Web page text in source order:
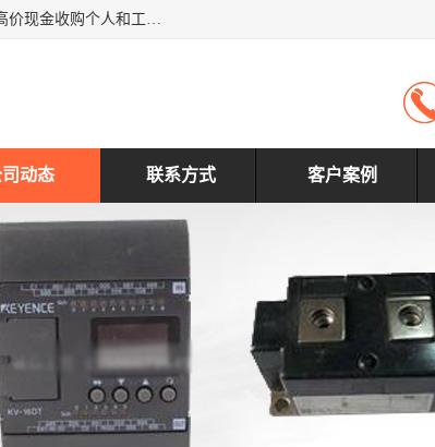
深圳市福田区诚芯源电子商行主营业务：回收西门子模块、回收西门子触摸屏、回收西门子PLC等；长期高价现金收购个人和工厂库存电子元件，我们以努力处事、以诚信待人，能迅速为客户消化库存、减少仓储、回笼资金，我们交易灵活方便，现金支付，价格合 理，尽量满足客户的要求，提供一条龙服务。
动态 联系方式 客户案例